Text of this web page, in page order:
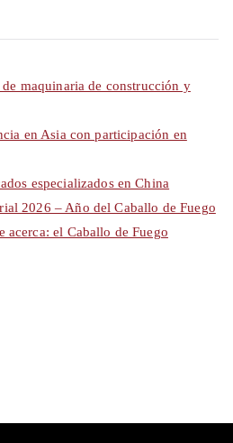
maquinaria de construcción y
en Asia con participación en
especializados en China
2026 – Año del Caballo de Fuego
acerca: el Caballo de Fuego